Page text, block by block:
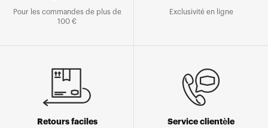
Pour les commandes de plus de
100 €
Exclusivité en ligne
Retours faciles Service clientèle